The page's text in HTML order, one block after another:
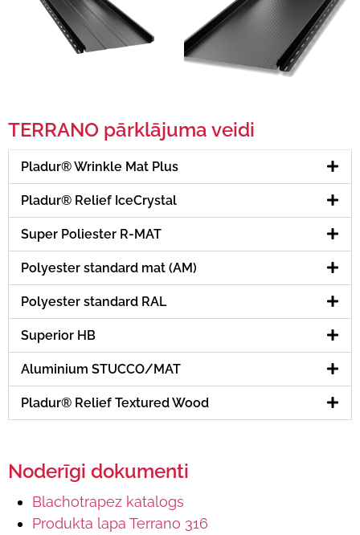
TERRANO pārklājuma veidi
Pladur® Wrinkle Mat Plus
Pladur® Relief IceCrystal
Super Poliester R-MAT
Polyester standard mat (AM)
Polyester standard RAL
Superior HB
Aluminium STUCCO/MAT
Pladur® Relief Textured Wood
Noderīgi dokumenti
Blachotrapez katalogs
Produkta lapa Terrano 316